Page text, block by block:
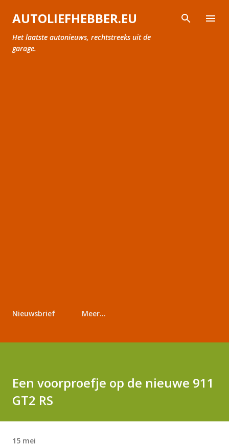
Doorgaan naar hoofdcontent
AUTOLIEFHEBBER.EU
Het laatste autonieuws, rechtstreeks uit de
garage.
Nieuwsbrief Meer…
Een voorproefje op de nieuwe 911
GT2 RS
15 mei